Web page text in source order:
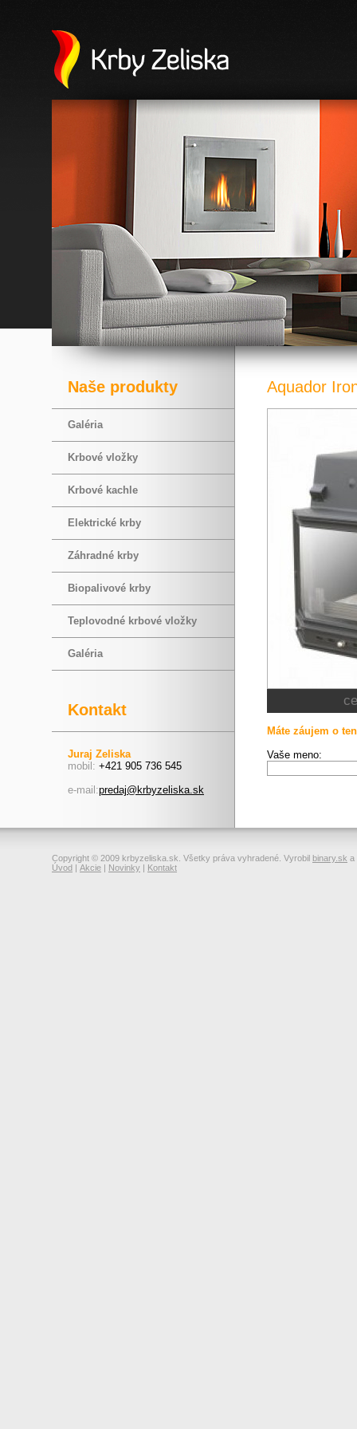
Naše produkty
Galéria
Krbové vložky
Krbové kachle
Elektrické krby
Záhradné krby
Biopalivové krby
Teplovodné krbové vložky
Galéria
Kontakt
Juraj Zeliska
mobil: +421 905 736 545
e-mail:predaj@krbyzeliska.sk
Aquador
Máte záujem o
Vaše meno:
Copyright © 2009 krbyzeliska.sk. Všetky práva vyhradené. Vyrobil binary.sk a
Úvod | Akcie | Novinky | Kontakt